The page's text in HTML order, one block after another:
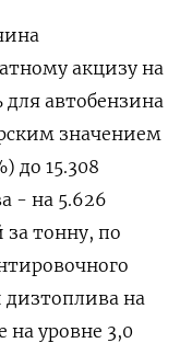
акцизу на
автобензина
значением
до 15.308
- на 5.626
за тонну, по
дизтоплива на
уровне 3,0